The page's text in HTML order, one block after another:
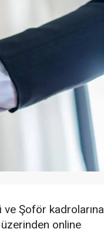
Şoför kadrolarına
online